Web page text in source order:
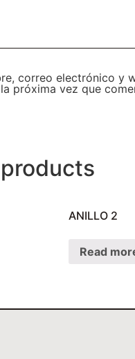
correo electrónico y
próxima vez que
ANILLO 2
Read